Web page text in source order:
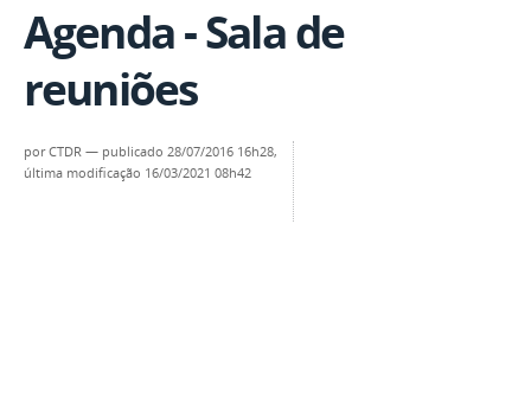
Agenda - Sala de
reuniões
porCTDR — publicado 28/07/2016 16h28,
última modificação 16/03/2021 08h42